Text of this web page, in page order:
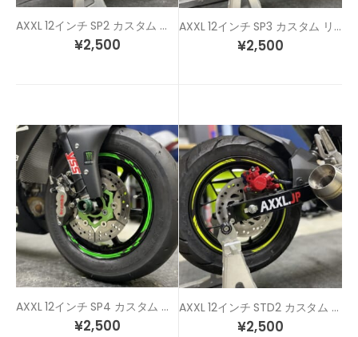
AXXL 12インチ SP2 カスタム リムステッカー
¥2,500
AXXL 12インチ SP3 カスタム リムステッカー
¥2,500
AXXL 12インチ SP4 カスタム リムステッカー
¥2,500
AXXL 12インチ STD2 カスタム リムステッカー
¥2,500